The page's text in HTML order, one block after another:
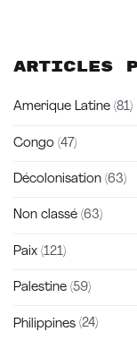
Articles
Amerique Latine (81)
Congo (47)
Décolonisation (63)
Non classé (63)
Paix (121)
Palestine (59)
Philippines (24)